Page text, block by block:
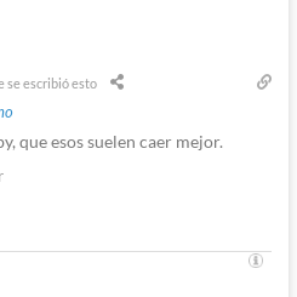
se escribió esto
que esos suelen caer mejor.